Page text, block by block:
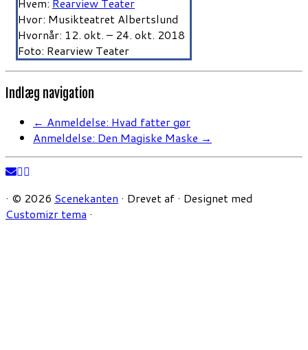
Hvor: Musikteatret Albertslund
Hvornår: 12. okt. – 24. okt. 2018
Foto: Rearview Teater
Indlæg navigation
← Anmeldelse: Hvad fatter gør
Anmeldelse: Den Magiske Maske →
· © 2026 Scenekanten · Drevet af · Designet med
Customizr tema ·